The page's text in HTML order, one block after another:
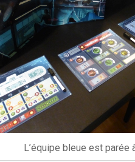
L’équipe bleue est parée